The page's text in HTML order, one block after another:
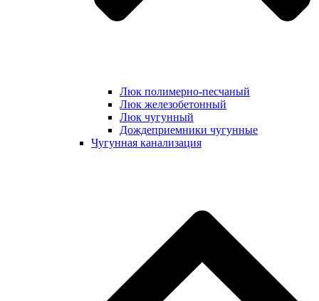
Люк полимерно-песчаный
Люк железобетонный
Люк чугунный
Дождеприемники чугунные
Чугунная канализация